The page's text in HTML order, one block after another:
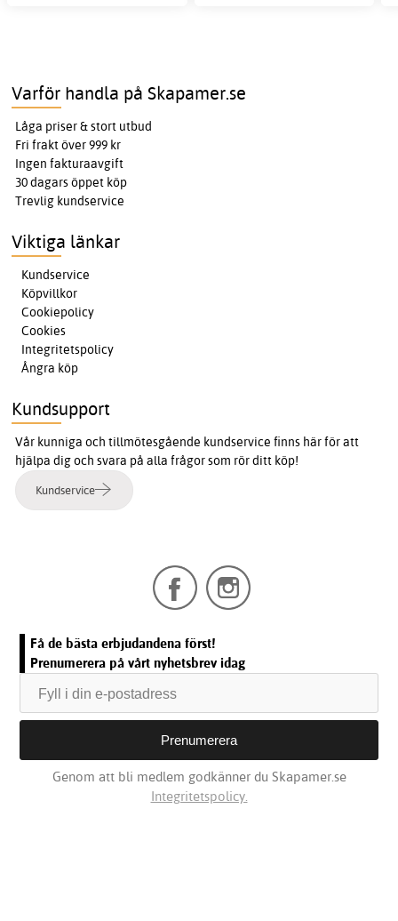
Varför handla på Skapamer.se
Låga priser & stort utbud
Fri frakt över 999 kr
Ingen fakturaavgift
30 dagars öppet köp
Trevlig kundservice
Viktiga länkar
Kundservice
Köpvillkor
Cookiepolicy
Cookies
Integritetspolicy
Ångra köp
Kundsupport
Vår kunniga och tillmötesgående kundservice finns här för att
hjälpa dig och svara på alla frågor som rör ditt köp!
Kundservice
Få de bästa erbjudandena först!
Prenumerera på vårt nyhetsbrev idag
Genom att bli medlem godkänner du Skapamer.se
Integritetspolicy.